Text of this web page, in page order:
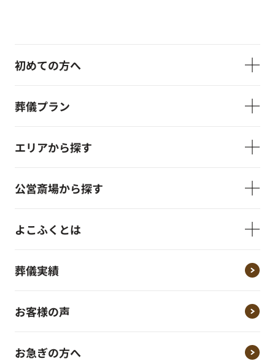
初めての方へ
葬儀プラン
エリアから探す
公営斎場から探す
よこふくとは
葬儀実績
お客様の声
お急ぎの方へ